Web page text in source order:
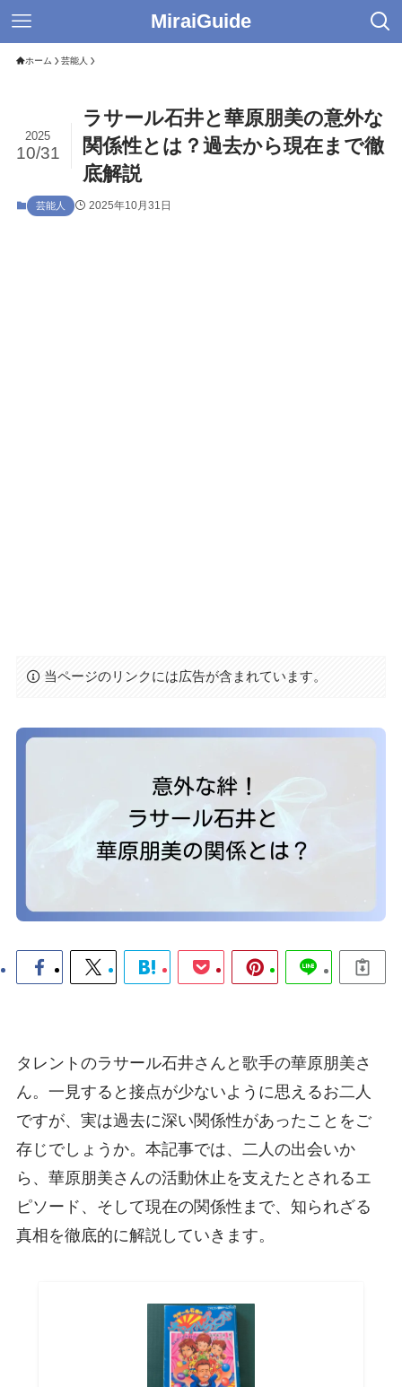
MiraiGuide
ホーム 芸能人
ラサール石井と華原朋美の意外な
関係性とは？過去から現在まで徹
底解説
2025
10/31
芸能人 2025年10月31日
当ページのリンクには広告が含まれています。
タレントのラサール石井さんと歌手の華原朋美さ
ん。一見すると接点が少ないように思えるお二人
ですが、実は過去に深い関係性があったことをご
存じでしょうか。本記事では、二人の出会いか
ら、華原朋美さんの活動休止を支えたとされるエ
ピソード、そして現在の関係性まで、知られざる
真相を徹底的に解説していきます。